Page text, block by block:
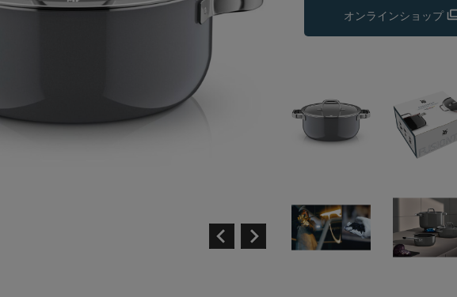
オンラインショップ